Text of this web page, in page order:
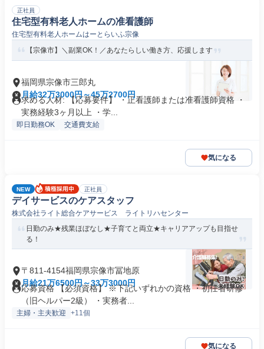
正社員
住宅型有料老人ホームの准看護師
住宅型有料老人ホームはーとらいふ宗像
【宗像市】＼副業OK！／あなたらしい働き方、応援します
福岡県宗像市三郎丸
月給32万3000円～45万2700円
求める人材: 【応募要件】 ・正看護師または准看護師資格 ・
実務経験3ヶ月以上 ・学...
即日勤務OK 交通費支給
気になる
NEW 正社員
デイサービスのケアスタッフ
株式会社ライト総合ケアサービス ライトリハセンター
日勤のみ★残業ほぼなし★子育てと両立★キャリアアップも目指せ
る！
〒811-4154福岡県宗像市冨地原
月給21万6500円～33万3000円
応募資格 【必須資格】 ※下記いずれかの資格 ・初任者研修
（旧ヘルパー2級） ・実務者...
主婦・主夫歓迎 +11個
気になる